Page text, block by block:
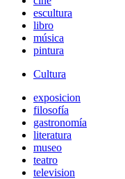
escultura
libro
música
pintura
Cultura
exposicion
filosofía
gastronomía
literatura
museo
teatro
television